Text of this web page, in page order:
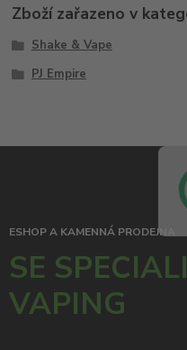
Zboží zařazeno v
Shake & Vape
PJ Empire
ESHOP A KAMENNÁ PRODEJNA
SE
VAPING